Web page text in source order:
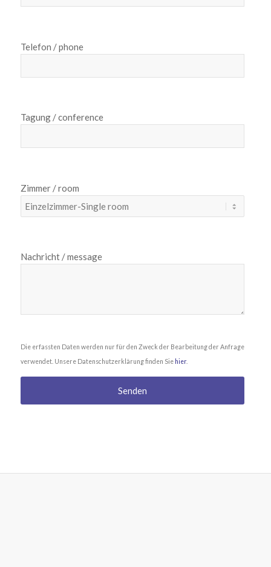
Telefon / phone
Tagung / conference
Zimmer / room
Nachricht / message
Die erfassten Daten werden nur für den Zweck der Bearbeitung der Anfrage
verwendet. Unsere Datenschutzerklärung finden Sie hier.